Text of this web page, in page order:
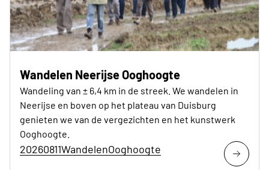
Wandelen Neerijse Ooghoogte
Wandeling van ± 6,4 km in de streek. We wandelen in
Neerijse en boven op het plateau van Duisburg
genieten we van de vergezichten en het kunstwerk
Ooghoogte.
20260811WandelenOoghoogte